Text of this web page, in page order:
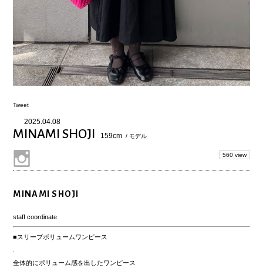
Tweet
2025.04.08
MINAMI SHOJI 159cm / モデル
560 view
MINAMI SHOJI
staff coordinate
■スリーブボリュームワンピース
全体的にボリューム感を出したワンピース